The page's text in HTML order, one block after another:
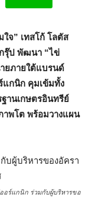
ใจ” เทสโก้ โลตัส
รุ๊ป พัฒนา “ไข่
ยภายใต้แบรนด์
แกนิก คุมเข้มทั้ง
านเกษตรอินทรีย์
พโต พร้อมวางแผน
อร์แกนิก ร่วมกับผู้บริหารขอ